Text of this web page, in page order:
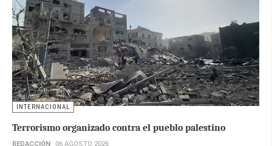
INTERNACIONAL
Terrorismo organizado contra el pueblo palestino
REDACCIÓN 06 AGOSTO 2026